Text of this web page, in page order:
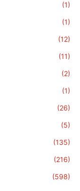
(1)
(1)
(12)
(11)
(2)
(1)
(26)
(5)
(135)
(216)
(598)